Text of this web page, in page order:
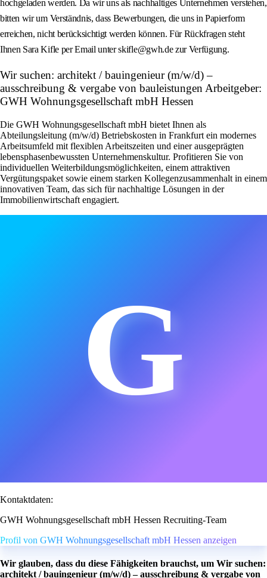
hochgeladen werden. Da wir uns als nachhaltiges Unternehmen verstehen,
bitten wir um Verständnis, dass Bewerbungen, die uns in Papierform
erreichen, nicht berücksichtigt werden können. Für Rückfragen steht
Ihnen Sara Kifle per Email unter skifle@gwh.de zur Verfügung.
Wir suchen: architekt / bauingenieur (m/w/d) –
ausschreibung & vergabe von bauleistungen Arbeitgeber:
GWH Wohnungsgesellschaft mbH Hessen
Die GWH Wohnungsgesellschaft mbH bietet Ihnen als
Abteilungsleitung (m/w/d) Betriebskosten in Frankfurt ein modernes
Arbeitsumfeld mit flexiblen Arbeitszeiten und einer ausgeprägten
lebensphasenbewussten Unternehmenskultur. Profitieren Sie von
individuellen Weiterbildungsmöglichkeiten, einem attraktiven
Vergütungspaket sowie einem starken Kollegenzusammenhalt in einem
innovativen Team, das sich für nachhaltige Lösungen in der
Immobilienwirtschaft engagiert.
G
Kontaktdaten:
GWH Wohnungsgesellschaft mbH Hessen Recruiting-Team
Profil von GWH Wohnungsgesellschaft mbH Hessen anzeigen
Wir glauben, dass du diese Fähigkeiten brauchst, um Wir suchen:
architekt / bauingenieur (m/w/d) – ausschreibung & vergabe von